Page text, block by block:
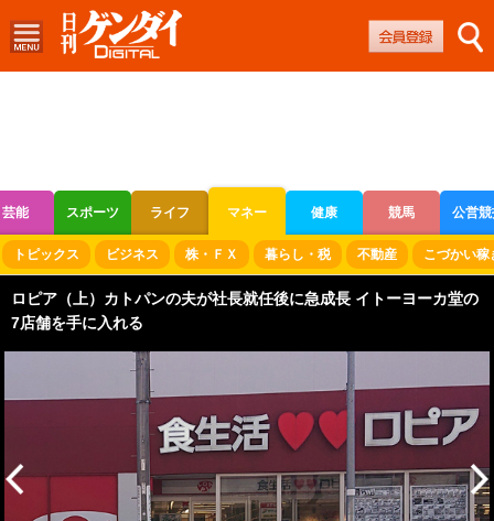
芸能 スポーツ ライフ マネー 健康 競馬 公営
ボートレース 競輪 オートレース
トピックス ビジネス 株・ＦＸ 暮らし・税 不動産 こづかい稼
ロピア（上）カトパンの夫が社長就任後に急成長 イトーヨーカ堂の
7店舗を手に入れる